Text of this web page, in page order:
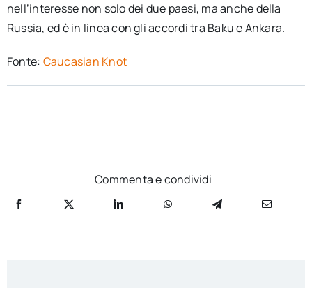
nell’interesse non solo dei due paesi, ma anche della
Russia, ed è in linea con gli accordi tra Baku e Ankara.
Fonte: Caucasian Knot
Commenta e condividi